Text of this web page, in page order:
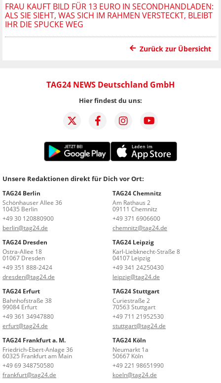
FRAU KAUFT BILD FÜR 13 EURO IN SECONDHANDLADEN:
ALS SIE SIEHT, WAS SICH IM RAHMEN VERSTECKT, BLEIBT
IHR DIE SPUCKE WEG
Zurück zur Übersicht
TAG24 NEWS Deutschland GmbH
Hier findest du uns:
Unsere Redaktionen direkt für Dich vor Ort:
TAG24 Berlin
Schönhauser Allee 36
10435 Berlin
+49 30 120880900
berlin@tag24.de
TAG24 Chemnitz
Am Rathaus 2
09111 Chemnitz
+49 371 6906600
chemnitz@tag24.de
TAG24 Dresden
Ostra-Allee 18
01067 Dresden
+49 351 888-2424
dresden@tag24.de
TAG24 Leipzig
Karl-Liebknecht-Straße 8
04107 Leipzig
+49 341 24250430
leipzig@tag24.de
TAG24 Erfurt
Bahnhofstraße 38
99084 Erfurt
+49 361 34947880
erfurt@tag24.de
TAG24 Stuttgart
Curiestraße 2
70563 Stuttgart
+49 711 21952530
stuttgart@tag24.de
TAG24 Frankfurt a. M.
Friedrich-Ebert-Anlage 36
60325 Frankfurt am Main
+49 69 348750580
frankfurt@tag24.de
TAG24 Köln
Neumarkt 1a
50667 Köln
+49 221 98651990
koeln@tag24.de